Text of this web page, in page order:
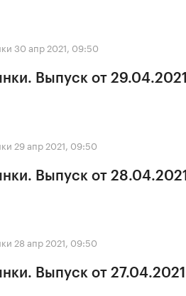
30 апр 2021, 09:50
Выпуск от 29.04.2021
29 апр 2021, 09:50
Выпуск от 28.04.2021
28 апр 2021, 09:50
Выпуск от 27.04.2021